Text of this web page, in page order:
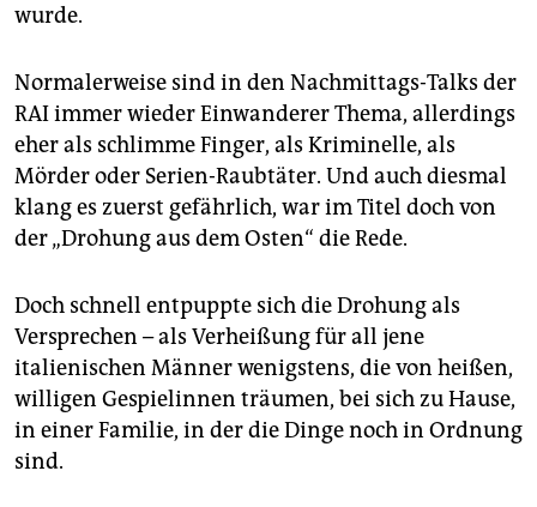
wurde.
Normalerweise sind in den Nachmittags-Talks der
RAI immer wieder Einwanderer Thema, allerdings
eher als schlimme Finger, als Kriminelle, als
Mörder oder Serien-Raubtäter. Und auch diesmal
klang es zuerst gefährlich, war im Titel doch von
der „Drohung aus dem Osten“ die Rede.
Doch schnell entpuppte sich die Drohung als
Versprechen – als Verheißung für all jene
italienischen Männer wenigstens, die von heißen,
willigen Gespielinnen träumen, bei sich zu Hause,
in einer Familie, in der die Dinge noch in Ordnung
sind.